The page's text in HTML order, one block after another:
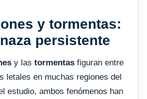
y tormentas:
persistente
y las tormentas figuran entre
letales en muchas regiones del
estudio, ambos fenómenos han